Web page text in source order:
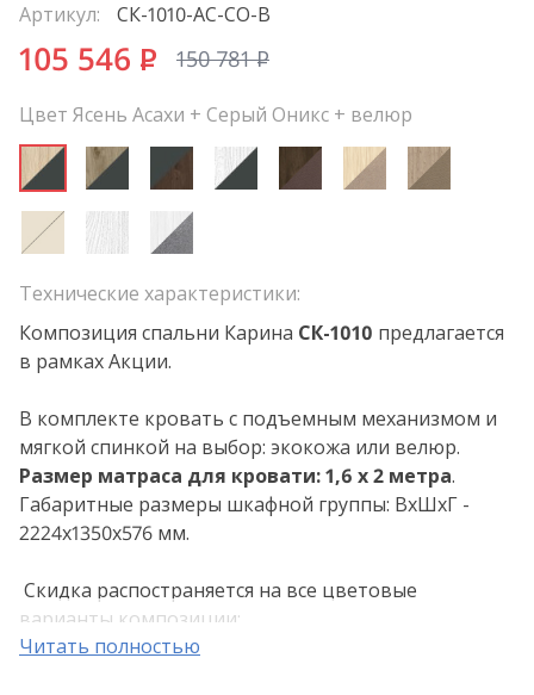
Артикул: СК-1010-АС-СО-В
105 546 P 150 781P
Цвет Ясень Асахи + Серый Оникс + велюр
Технические характеристики:
Композиция спальни Карина СК-1010 предлагается
в рамках Акции.
В комплекте кровать с подъемным механизмом и
мягкой спинкой на выбор: экокожа или велюр.
Размер матраса для кровати: 1,6 х 2 метра.
Габаритные размеры шкафной группы: ВхШхГ -
2224х1350х576 мм.
Скидка распостраняется на все цветовые
варианты композиции:
- Снежный ясень (СЯ)
Читать полностью